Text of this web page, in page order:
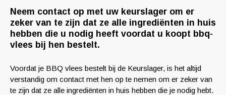
Neem contact op met uw keurslager om er
zeker van te zijn dat ze alle ingrediënten in huis
hebben die u nodig heeft voordat u koopt bbq-
vlees bij hen bestelt.
Voordat je BBQ vlees bestelt bij de Keurslager, is het altijd
verstandig om contact met hen op te nemen om er zeker van
te zijn dat ze alle ingrediënten in huis hebben die je nodig hebt.